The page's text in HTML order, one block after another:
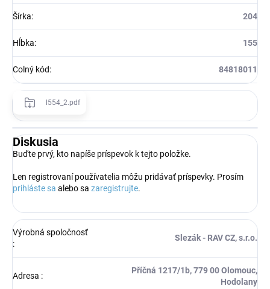
Šírka: 204
Hĺbka: 155
Colný kód: 84818011
l554_2.pdf
Diskusia
Buďte prvý, kto napíše príspevok k tejto položke.
Len registrovaní používatelia môžu pridávať príspevky. Prosím
prihláste sa alebo sa zaregistrujte.
Výrobná spoločnosť
:
Slezák - RAV CZ, s.r.o.
Adresa :
Příčná 1217/1b, 779 00 Olomouc,
Hodolany